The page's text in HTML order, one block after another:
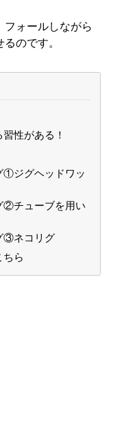
フォールしながら
のです。
性がある！
①ジグヘッドワッ
②チューブを用い
③ネコリグ
ちら